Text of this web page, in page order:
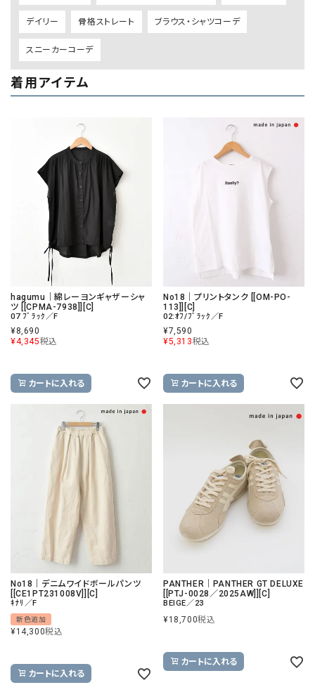
デイリー 骨格ストレート ブラウス・シャツコーデ
スニーカーコーデ
着用アイテム
hagumu｜綿レーヨンギャザーシャ
ツ [[CPMA-7938]][C]
07 ﾌﾞﾗｯｸ／F
¥8,690
¥4,345税込
カートに入れる
No18｜プリントタンク [[OM-PO-
113]][C]
02:ｵﾌ/ﾌﾞﾗｯｸ／F
¥7,590
¥5,313税込
カートに入れる
No18｜デニムワイドボールパンツ
[[CE1PT231008V]][C]
ｷﾅﾘ／F
新色追加
¥14,300税込
カートに入れる
PANTHER｜PANTHER GT DELUXE
[[PTJ-0028／2025AW]][C]
BEIGE／23
¥18,700税込
カートに入れる